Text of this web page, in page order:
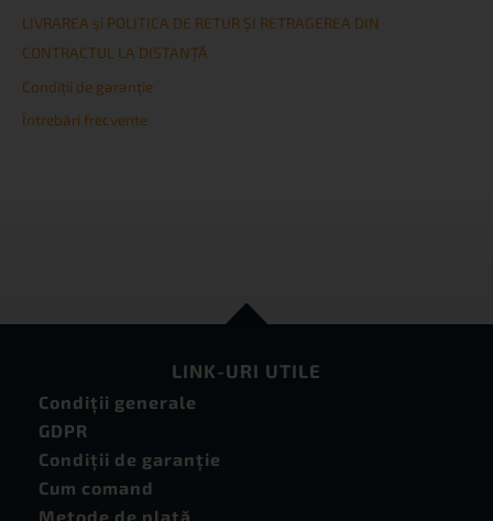
LIVRAREA și POLITICA DE RETUR ȘI RETRAGEREA DIN
CONTRACTUL LA DISTANȚĂ
Condiţii de garanţie
Întrebări frecvente
LINK-URI UTILE
Condiţii generale
GDPR
Condiţii de garanţie
Cum comand
Metode de plată